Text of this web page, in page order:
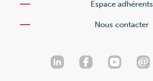
Espace adhérents
Nous contacter